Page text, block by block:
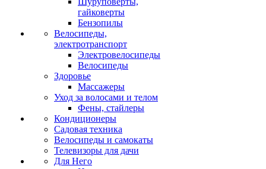
гайковерты
Бензопилы
Велосипеды,
электротранспорт
Электровелосипеды
Велосипеды
Здоровье
Массажеры
Уход за волосами и телом
Фены, стайлеры
Кондиционеры
Садовая техника
Велосипеды и самокаты
Телевизоры для дачи
Для Него